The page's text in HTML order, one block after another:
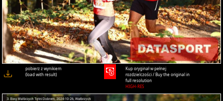
pobierz z wynikiem
(load with result)
Kup oryginał w pełnej
rozdzielczości / Buy the original in
full resolution
HIGH-RES